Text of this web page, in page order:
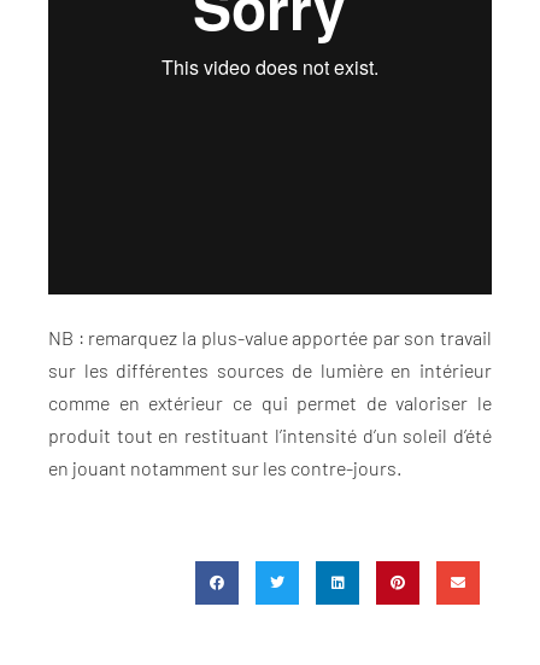
NB : remarquez la plus-value apportée par son travail
sur les différentes sources de lumière en intérieur
comme en extérieur ce qui permet de valoriser le
produit tout en restituant l’intensité d’un soleil d’été
en jouant notamment sur les contre-jours.